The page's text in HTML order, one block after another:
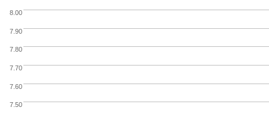
7.50
8.00
7.60
7.70
7.80
7.90